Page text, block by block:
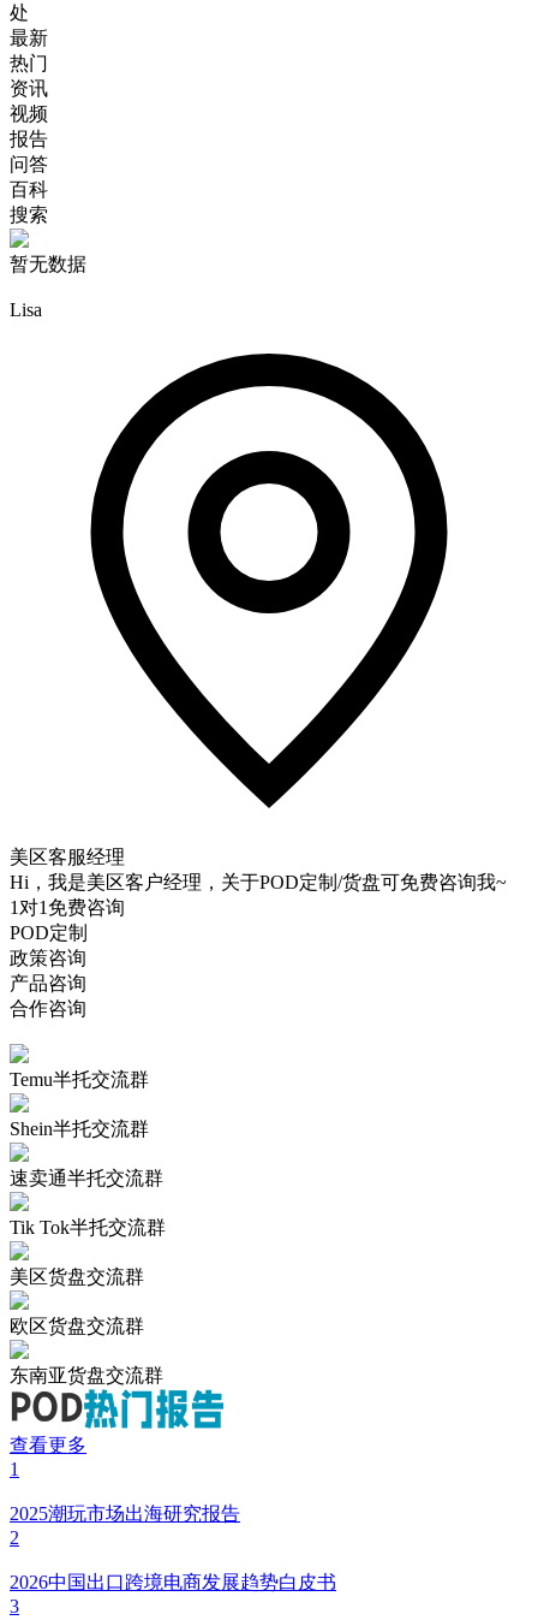
处
最新
热门
资讯
视频
报告
问答
百科
搜索
暂无数据
Lisa
美区客服经理
Hi，我是美区客户经理，关于POD定制/货盘可免费咨询我~
1对1免费咨询
POD定制
政策咨询
产品咨询
合作咨询
Temu半托交流群
Shein半托交流群
速卖通半托交流群
Tik Tok半托交流群
美区货盘交流群
欧区货盘交流群
东南亚货盘交流群
查看更多
1
2025潮玩市场出海研究报告
2
2026中国出口跨境电商发展趋势白皮书
3